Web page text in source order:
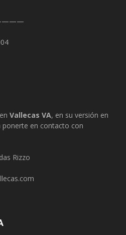
Vallecas VA, en su versión en
ponerte en contacto con
Rizzo